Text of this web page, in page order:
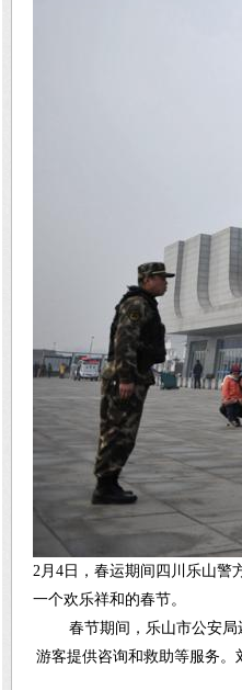
2月4日，春运期间四川乐山警
一个欢乐祥和的春节。
春节期间，乐山市公安
游客提供咨询和救助等服务。